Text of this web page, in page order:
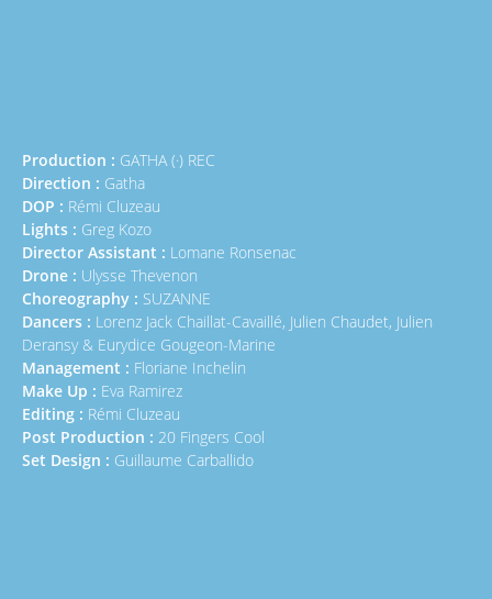
Production : GATHA (·) REC
Direction : Gatha
DOP : Rémi Cluzeau
Lights : Greg Kozo
Director Assistant : Lomane Ronsenac
Drone : Ulysse Thevenon
Choreography : SUZANNE
Dancers : Lorenz Jack Chaillat-Cavaillé, Julien Chaudet, Julien
Deransy & Eurydice Gougeon-Marine
Management : Floriane Inchelin
Make Up : Eva Ramirez
Editing : Rémi Cluzeau
Post Production : 20 Fingers Cool
Set Design : Guillaume Carballido